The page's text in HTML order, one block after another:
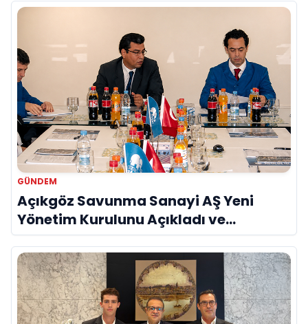
GÜNDEM
Açıkgöz Savunma Sanayi AŞ Yeni
Yönetim Kurulunu Açıkladı ve
Savunma Sanayinde Küresel Vizyon
Vurgusu